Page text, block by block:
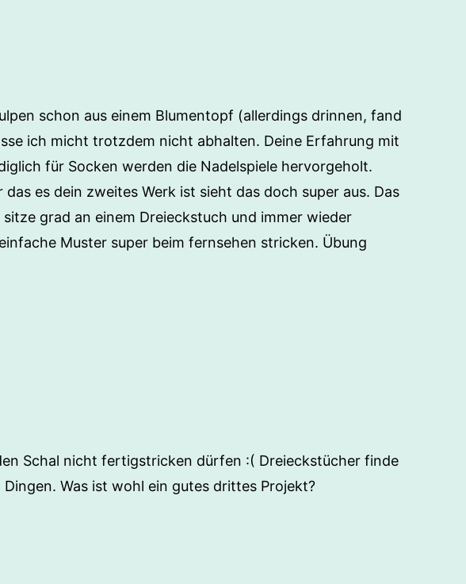
schon aus einem Blumentopf (allerdings drinnen, fand
ich micht trotzdem nicht abhalten. Deine Erfahrung mit
für Socken werden die Nadelspiele hervorgeholt.
es dein zweites Werk ist sieht das doch super aus. Das
grad an einem Dreieckstuch und immer wieder
Muster super beim fernsehen stricken. Übung
Schal nicht fertigstricken dürfen :( Dreieckstücher finde
Was ist wohl ein gutes drittes Projekt?